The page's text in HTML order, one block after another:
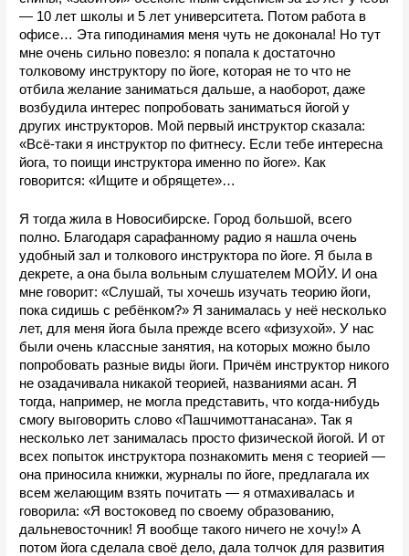
— 10 лет школы и 5 лет университета. Потом работа в
офисе… Эта гиподинамия меня чуть не доконала! Но тут
мне очень сильно повезло: я попала к достаточно
толковому инструктору по йоге, которая не то что не
отбила желание заниматься дальше, а наоборот, даже
возбудила интерес попробовать заниматься йогой у
других инструкторов. Мой первый инструктор сказала:
«Всё-таки я инструктор по фитнесу. Если тебе интересна
йога, то поищи инструктора именно по йоге». Как
говорится: «Ищите и обрящете»…
Я тогда жила в Новосибирске. Город большой, всего
полно. Благодаря сарафанному радио я нашла очень
удобный зал и толкового инструктора по йоге. Я была в
декрете, а она была вольным слушателем МОЙУ. И она
мне говорит: «Слушай, ты хочешь изучать теорию йоги,
пока сидишь с ребёнком?» Я занималась у неё несколько
лет, для меня йога была прежде всего «физухой». У нас
были очень классные занятия, на которых можно было
попробовать разные виды йоги. Причём инструктор никого
не озадачивала никакой теорией, названиями асан. Я
тогда, например, не могла представить, что когда-нибудь
смогу выговорить слово «Пашчимоттанасана». Так я
несколько лет занималась просто физической йогой. И от
всех попыток инструктора познакомить меня с теорией —
она приносила книжки, журналы по йоге, предлагала их
всем желающим взять почитать — я отмахивалась и
говорила: «Я востоковед по своему образованию,
дальневосточник! Я вообще такого ничего не хочу!» А
потом йога сделала своё дело, дала толчок для развития